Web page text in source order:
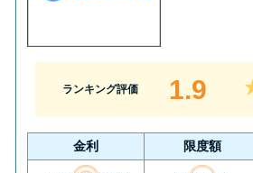
ランキング評価 1.9
金利 限度額